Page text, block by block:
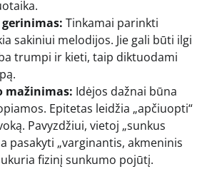
Tinkamai parinkti
sakiniui melodijos. Jie gali būti ilgi
trumpi ir kieti, taip diktuodami
mažinimas: Idėjos dažnai būna
Epitetas leidžia „apčiuopti“
Pavyzdžiui, vietoj „sunkus
pasakyti „varginantis, akmeninis
fizinį sunkumo pojūtį.